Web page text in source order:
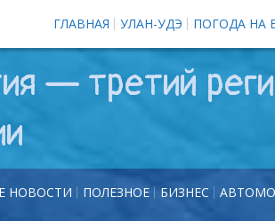
ГЛАВНАЯ УЛАН-УДЭ ПОГОДА НА
— третий
НОВОСТИ ПОЛЕЗНОЕ БИЗНЕС